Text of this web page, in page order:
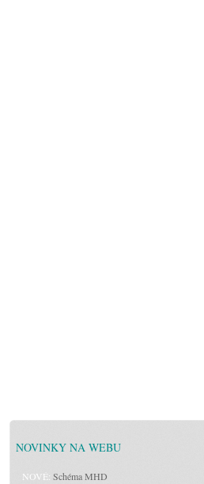
NOVINKY NA WEBU
NOVÉ: Schéma MHD